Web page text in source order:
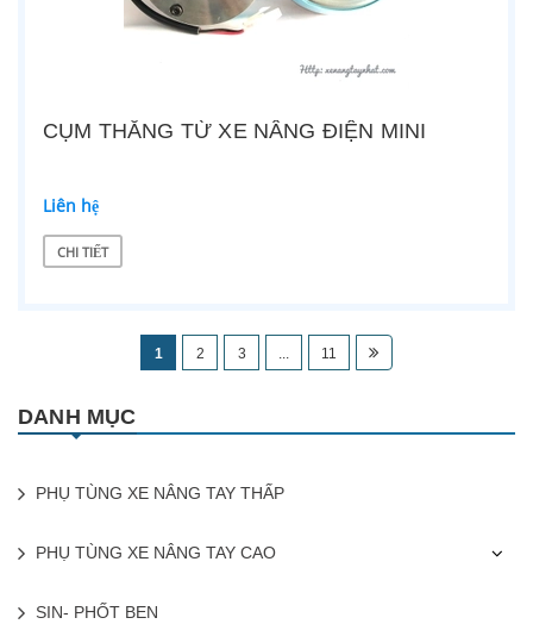
CỤM THẮNG TỪ XE NÂNG ĐIỆN MINI
Liên hệ
CHI TIẾT
1 2 3 ... 11
DANH MỤC
PHỤ TÙNG XE NÂNG TAY THẤP
PHỤ TÙNG XE NÂNG TAY CAO
SIN- PHỐT BEN